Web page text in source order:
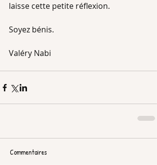
laisse cette petite réflexion.
Soyez bénis.
Valéry Nabi
Commentaires